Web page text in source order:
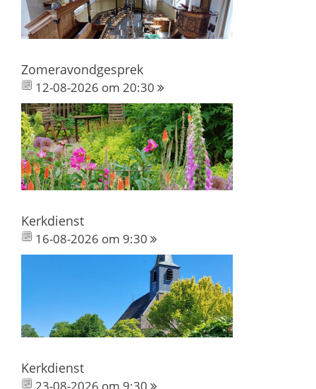
Zomeravondgesprek
12-08-2026 om 20:30
Kerkdienst
16-08-2026 om 9:30
Kerkdienst